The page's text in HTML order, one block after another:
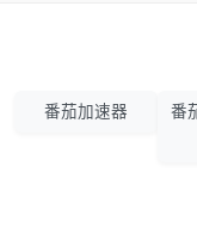
番茄加速器
番